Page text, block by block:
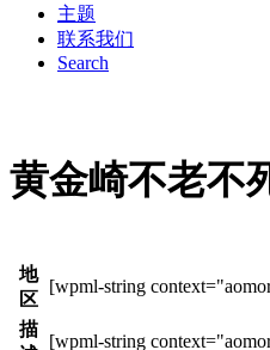
主题
联系我们
Search
黄金崎不老不
地
区
描